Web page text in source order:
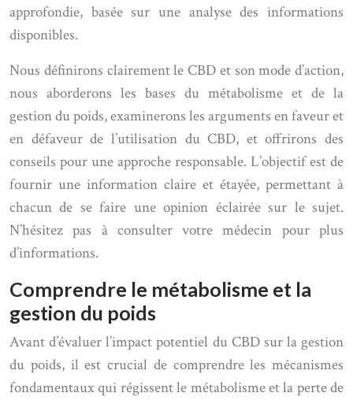
approfondie, basée sur une analyse des informations
disponibles.
Nous définirons clairement le CBD et son mode d’action,
nous aborderons les bases du métabolisme et de la
gestion du poids, examinerons les arguments en faveur et
en défaveur de l’utilisation du CBD, et offrirons des
conseils pour une approche responsable. L’objectif est de
fournir une information claire et étayée, permettant à
chacun de se faire une opinion éclairée sur le sujet.
N’hésitez pas à consulter votre médecin pour plus
d’informations.
Comprendre le métabolisme et la
gestion du poids
Avant d’évaluer l’impact potentiel du CBD sur la gestion
du poids, il est crucial de comprendre les mécanismes
fondamentaux qui régissent le métabolisme et la perte de